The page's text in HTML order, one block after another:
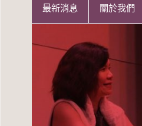
最新消息 關於我們